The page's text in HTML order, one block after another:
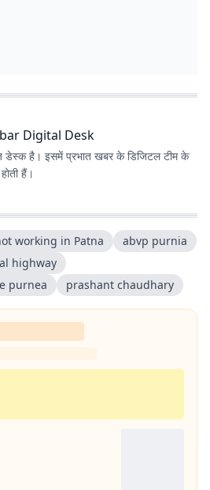
Digital Desk
डेस्क है। इसमें प्रभात खबर के डिजिटल टीम के
हैं।
working in Patna
abvp purnia
highway
purnea
prashant chaudhary